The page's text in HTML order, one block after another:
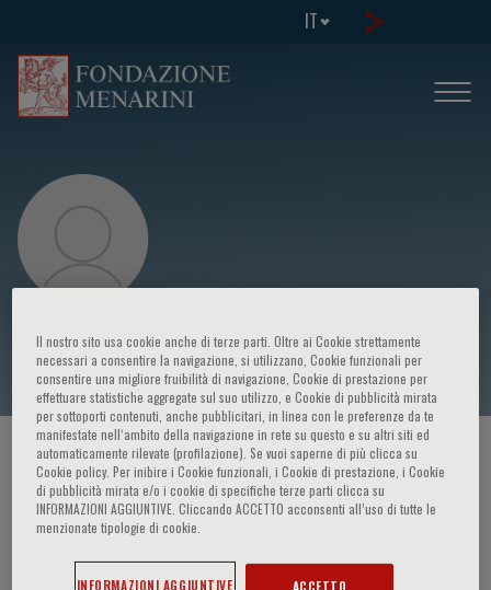
IT
Renata De Maria
HOME PAGE / CORSI ED EVENTI / RELATORE
Il nostro sito usa cookie anche di terze parti. Oltre ai Cookie strettamente
necessari a consentire la navigazione, si utilizzano, Cookie funzionali per
consentire una migliore fruibilità di navigazione, Cookie di prestazione per
effettuare statistiche aggregate sul suo utilizzo, e Cookie di pubblicità mirata
per sottoporti contenuti, anche pubblicitari, in linea con le preferenze da te
manifestate nell‘ambito della navigazione in rete su questo e su altri siti ed
automaticamente rilevate (profilazione). Se vuoi saperne di più clicca su
Cookie policy. Per inibire i Cookie funzionali, i Cookie di prestazione, i Cookie
di pubblicità mirata e/o i cookie di specifiche terze parti clicca su
INFORMAZIONI AGGIUNTIVE. Cliccando ACCETTO acconsenti all’uso di tutte le
menzionate tipologie di cookie.
INFORMAZIONI AGGIUNTIVE ACCETTO